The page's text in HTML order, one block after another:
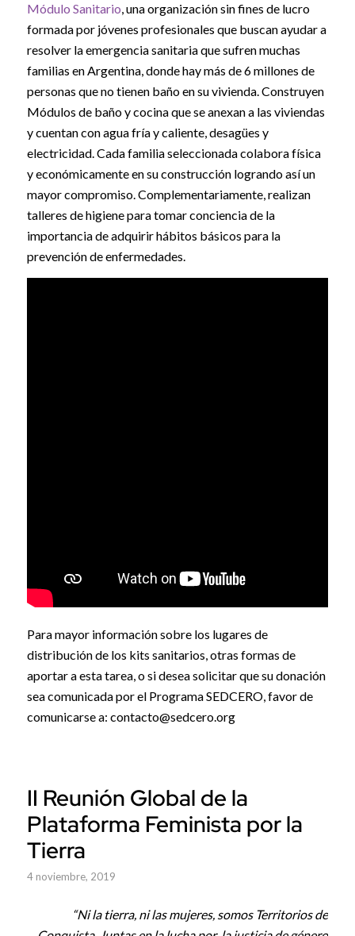
Módulo Sanitario, una organización sin fines de lucro
formada por jóvenes profesionales que buscan ayudar a
resolver la emergencia sanitaria que sufren muchas
familias en Argentina, donde hay más de 6 millones de
personas que no tienen baño en su vivienda. Construyen
Módulos de baño y cocina que se anexan a las viviendas
y cuentan con agua fría y caliente, desagües y
electricidad. Cada familia seleccionada colabora física
y económicamente en su construcción logrando así un
mayor compromiso. Complementariamente, realizan
talleres de higiene para tomar conciencia de la
importancia de adquirir hábitos básicos para la
prevención de enfermedades.
Para mayor información sobre los lugares de
distribución de los kits sanitarios, otras formas de
aportar a esta tarea, o si desea solicitar que su donación
sea comunicada por el Programa SEDCERO, favor de
comunicarse a: contacto@sedcero.org
II Reunión Global de la
Plataforma Feminista por la
Tierra
4 noviembre, 2019
“Ni la tierra, ni las mujeres, somos Territorios de